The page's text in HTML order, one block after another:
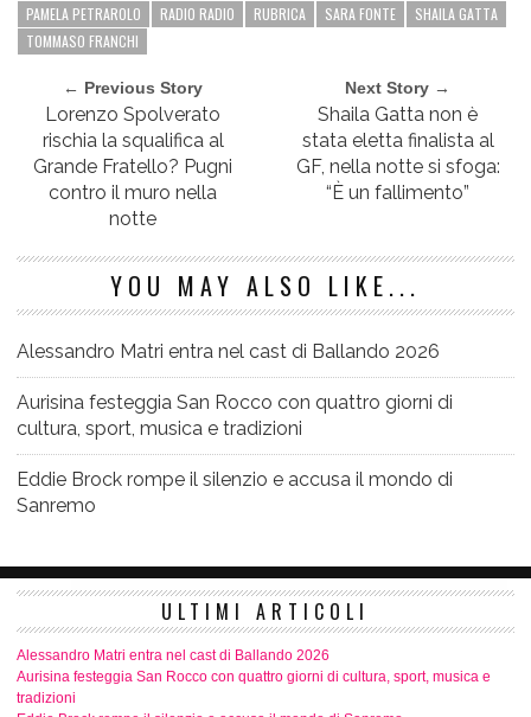
PAMELA PETRAROLO RADIO RADIO RUBRICA SARA FONTE
SHAILA GATTA
TOMMASO FRANCHI
← Previous Story
Lorenzo Spolverato
rischia la squalifica al
Grande Fratello? Pugni
contro il muro nella
notte
Next Story →
Shaila Gatta non è
stata eletta finalista al
GF, nella notte si sfoga:
“È un fallimento”
YOU MAY ALSO LIKE...
Alessandro Matri entra nel cast di Ballando 2026
Aurisina festeggia San Rocco con quattro giorni di
cultura, sport, musica e tradizioni
Eddie Brock rompe il silenzio e accusa il mondo di
Sanremo
ULTIMI ARTICOLI
Alessandro Matri entra nel cast di Ballando 2026
Aurisina festeggia San Rocco con quattro giorni di cultura, sport, musica e
tradizioni